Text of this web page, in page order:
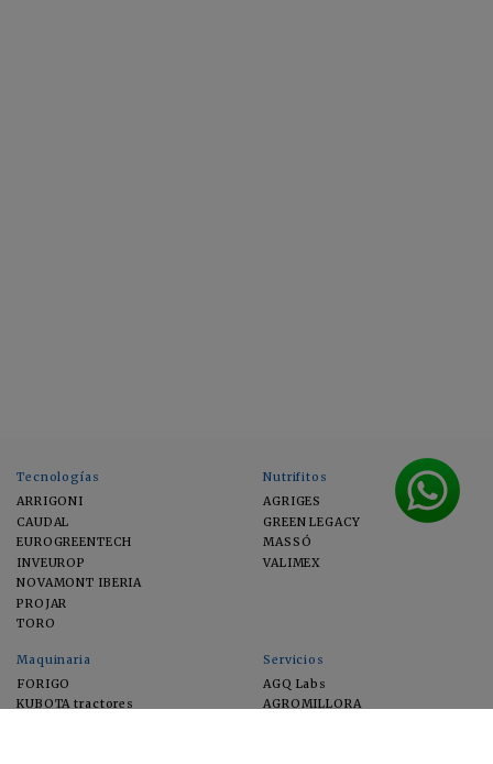
Tecnologías
ARRIGONI
CAUDAL
EUROGREENTECH
INVEUROP
NOVAMONT IBERIA
PROJAR
TORO
Nutrifitos
AGRIGES
GREEN LEGACY
MASSÓ
VALIMEX
Maquinaria
FORIGO
KUBOTA tractores
Servicios
AGQ Labs
AGROMILLORA